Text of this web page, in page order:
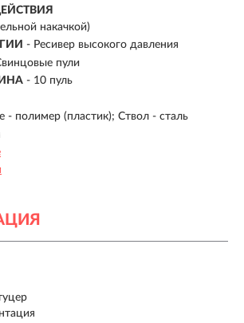
накачкой)
- Ресивер высокого давления
пули
- 10 пуль
- полимер (пластик); Ствол - сталь